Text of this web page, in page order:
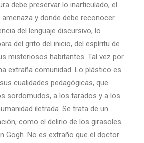
debe preservar lo inarticulado, el
y donde debe reconocer
del lenguaje discursivo, lo
del grito del inicio, del espíritu de
misteriosos habitantes. Tal vez por
extraña comunidad. Lo plástico es
cualidades pedagógicas, que
sordomudos, a los tarados y a los
iletrada. Se trata de un
como el delirio de los girasoles
Gogh. No es extraño que el doctor